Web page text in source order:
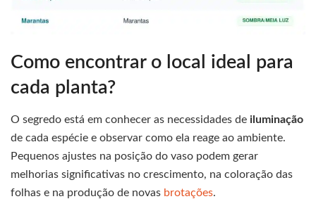
Como encontrar o local ideal para
cada planta?
O segredo está em conhecer as necessidades de iluminação
de cada espécie e observar como ela reage ao ambiente.
Pequenos ajustes na posição do vaso podem gerar
melhorias significativas no crescimento, na coloração das
folhas e na produção de novas brotações.